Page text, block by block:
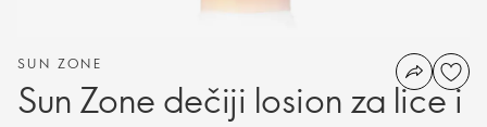
SUN ZONE
Sun Zone dečiji losion za lice i